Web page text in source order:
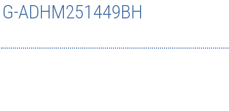
G-ADHM251449BH